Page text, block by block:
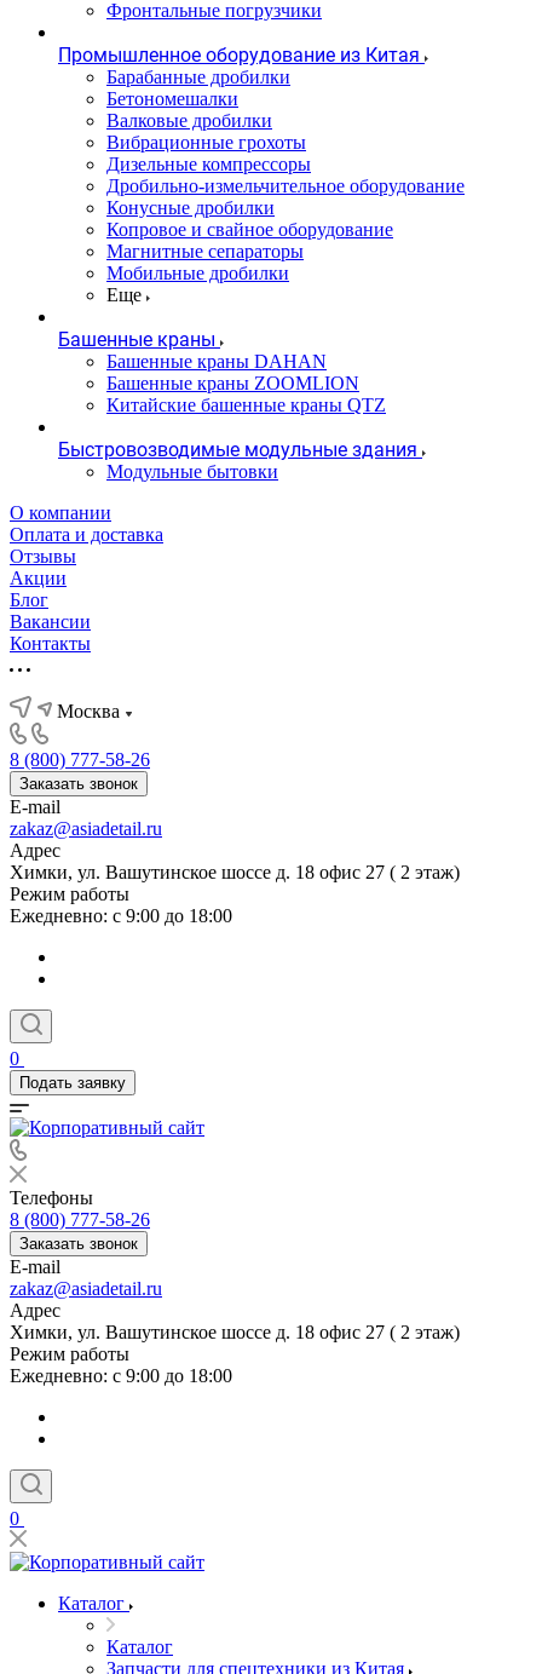
Фронтальные погрузчики
Промышленное оборудование из Китая
Барабанные дробилки
Бетономешалки
Валковые дробилки
Вибрационные грохоты
Дизельные компрессоры
Дробильно-измельчительное оборудование
Конусные дробилки
Копровое и свайное оборудование
Магнитные сепараторы
Мобильные дробилки
Еще
Башенные краны
Башенные краны DAHAN
Башенные краны ZOOMLION
Китайские башенные краны QTZ
Быстровозводимые модульные здания
Модульные бытовки
О компании
Оплата и доставка
Отзывы
Акции
Блог
Вакансии
Контакты
Москва
8 (800) 777-58-26
Заказать звонок
E-mail
zakaz@asiadetail.ru
Адрес
Химки, ул. Вашутинское шоссе д. 18 офис 27 ( 2 этаж)
Режим работы
Ежедневно: с 9:00 до 18:00
0
Подать заявку
Телефоны
8 (800) 777-58-26
Заказать звонок
E-mail
zakaz@asiadetail.ru
Адрес
Химки, ул. Вашутинское шоссе д. 18 офис 27 ( 2 этаж)
Режим работы
Ежедневно: с 9:00 до 18:00
0
Каталог
Каталог
Запчасти для спецтехники из Китая